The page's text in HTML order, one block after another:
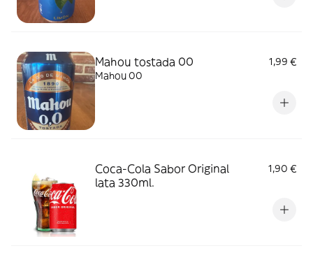
Mahou tostada 00
1,99 €
Mahou 00
Coca-Cola Sabor Original
lata 330ml.
1,90 €